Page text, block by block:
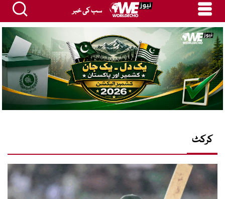
سب کی خبر
کرکٹ